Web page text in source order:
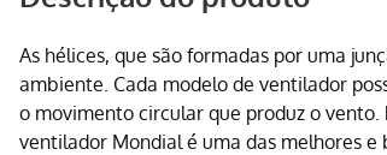
As hélices, que são formadas por uma
ambiente. Cada modelo de ventilador
o movimento circular que produz o
ventilador Mondial é uma das melhores